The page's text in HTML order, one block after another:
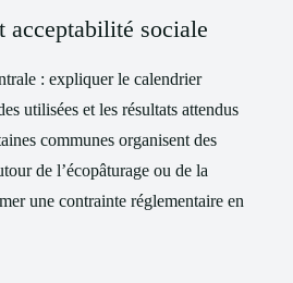
acceptabilité sociale
: expliquer le calendrier
utilisées et les résultats attendus
communes organisent des
de l’écopâturage ou de la
une contrainte réglementaire en